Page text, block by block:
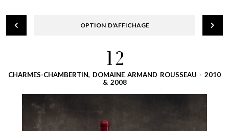
OPTION D'AFFICHAGE
12
CHARMES-CHAMBERTIN, DOMAINE ARMAND ROUSSEAU - 2010
& 2008